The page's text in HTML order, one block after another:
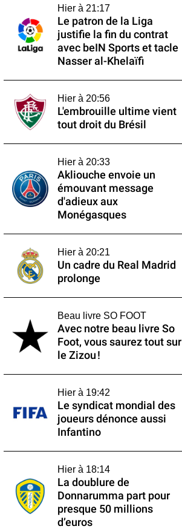
Hier à 21:17
Le patron de la Liga
justifie la fin du contrat
avec beIN Sports et tacle
Nasser al-Khelaïfi
Hier à 20:56
L'embrouille ultime vient
tout droit du Brésil
Hier à 20:33
Akliouche envoie un
émouvant message
d'adieux aux
Monégasques
Hier à 20:21
Un cadre du Real Madrid
prolonge
Beau livre SO FOOT
Avec notre beau livre So
Foot, vous saurez tout sur
le Zizou !
Hier à 19:42
Le syndicat mondial des
joueurs dénonce aussi
Infantino
Hier à 18:14
La doublure de
Donnarumma part pour
presque 50 millions
d’euros